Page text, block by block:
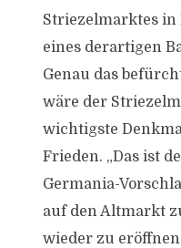
Striezelmarktes in
eines derartigen
Genau das
wäre der
wichtigste
Frieden. „Das ist
Germania-
auf den Altmarkt
wieder zu